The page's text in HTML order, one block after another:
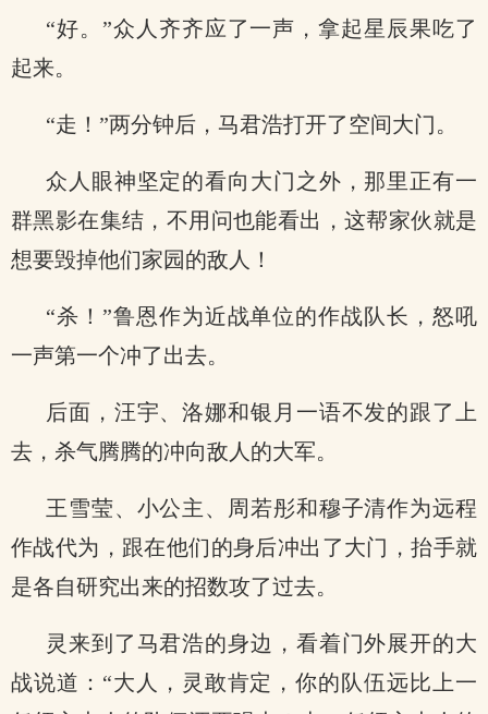
“好。”众人齐齐应了一声，拿起星辰果吃了
起来。
“走！”两分钟后，马君浩打开了空间大门。
众人眼神坚定的看向大门之外，那里正有一
群黑影在集结，不用问也能看出，这帮家伙就是
想要毁掉他们家园的敌人！
“杀！”鲁恩作为近战单位的作战队长，怒吼
一声第一个冲了出去。
后面，汪宇、洛娜和银月一语不发的跟了上
去，杀气腾腾的冲向敌人的大军。
王雪莹、小公主、周若彤和穆子清作为远程
作战代为，跟在他们的身后冲出了大门，抬手就
是各自研究出来的招数攻了过去。
灵来到了马君浩的身边，看着门外展开的大
战说道：“大人，灵敢肯定，你的队伍远比上一